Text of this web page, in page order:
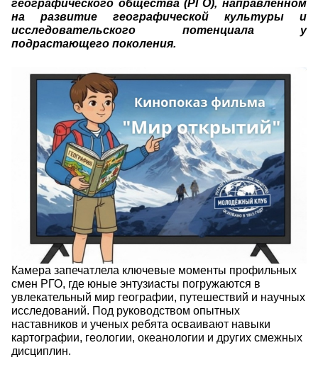
географического общества (РГО), направленном
на развитие географической культуры и
исследовательского потенциала у
подрастающего поколения.
jfngwosmo_nhtwh1u-
Камера запечатлела ключевые моменты профильных
смен РГО, где юные энтузиасты погружаются в
увлекательный мир географии, путешествий и научных
исследований. Под руководством опытных
наставников и ученых ребята осваивают навыки
картографии, геологии, океанологии и других смежных
дисциплин.